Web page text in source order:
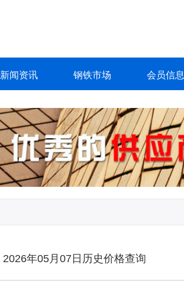
新闻资讯 钢铁市场 会员信息
2026年05月07日历史价格查询